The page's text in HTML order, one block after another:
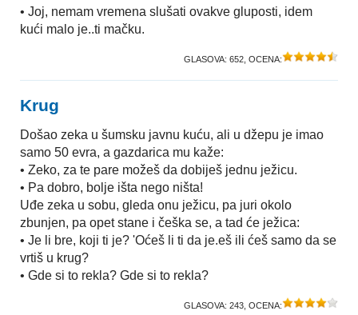
• Joj, nemam vremena slušati ovakve gluposti, idem
kući malo je..ti mačku.
GLASOVA: 652 , OCENA:
Krug
Došao zeka u šumsku javnu kuću, ali u džepu je imao
samo 50 evra, a gazdarica mu kaže:
• Zeko, za te pare možeš da dobiješ jednu ježicu.
• Pa dobro, bolje išta nego ništa!
Uđe zeka u sobu, gleda onu ježicu, pa juri okolo
zbunjen, pa opet stane i češka se, a tad će ježica:
• Je li bre, koji ti je? 'Oćeš li ti da je.eš ili ćeš samo da se
vrtiš u krug?
• Gde si to rekla? Gde si to rekla?
GLASOVA: 243 , OCENA: